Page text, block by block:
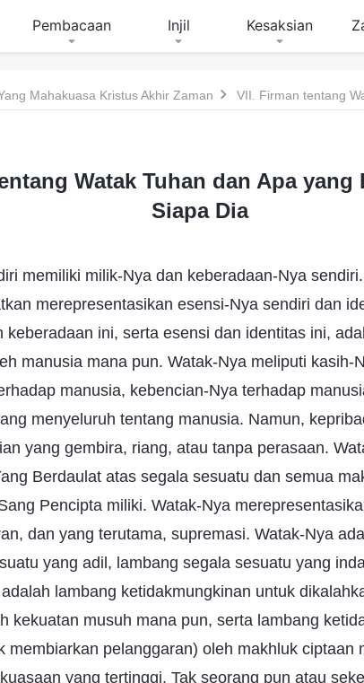
Pembacaan Injil Kesaksian
Mahakuasa Kristus Akhir Zaman
Watak Tuhan dan Apa yang
Siapa Dia
memiliki milik-Nya dan keberadaan-Nya
merepresentasikan esensi-Nya sendiri dan
keberadaan ini, serta esensi dan identitas ini,
manusia mana pun. Watak-Nya meliputi kasih-
manusia, kebencian-Nya terhadap
menyeluruh tentang manusia. Namun,
yang gembira, riang, atau tanpa perasaan.
Berdaulat atas segala sesuatu dan semua
Pencipta miliki. Watak-Nya
dan yang terutama, supremasi. Watak-Nya
yang adil, lambang segala sesuatu yang
lambang ketidakmungkinan untuk
kekuatan musuh mana pun, serta lambang
membiarkan pelanggaran) oleh makhluk ciptaan
yang tertinggi. Tak seorang pun atau